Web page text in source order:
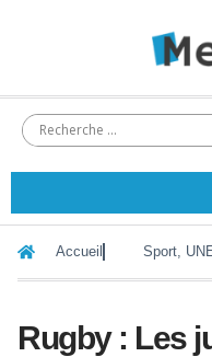
Accueil Sport,
Rugby : Les